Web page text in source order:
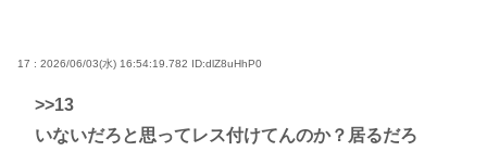
17 : 2026/06/03(水) 16:54:19.782 ID:dlZ8uHhP0
>>13
いないだろと思ってレス付けてんのか？居るだろ